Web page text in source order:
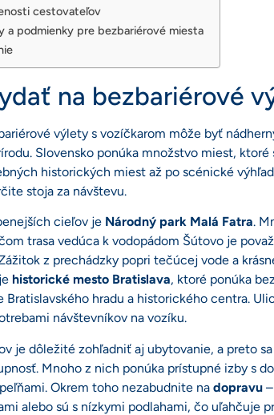
cestovateľov
a podmienky pre bezbariérové miesta
na bezbariérové
výlety s vozíčkarom môže byť
Slovensko ponúka množstvo miest,
historických miest až po scénické
stoja za návštevu.
cieľov je Národný park Malá Fatra.
trasa vedúca k vodopádom Šútovo je
z prechádzky popri tečúcej vode a
historické mesto Bratislava, ktoré ponúka
Bratislavského hradu a historického centra.
návštevníkov na vozíku.
je dôležité zohľadniť aj ubytovanie, a preto
Mnoho z nich ponúka prístupné izby s
Okrem toho nezabudnite na dopravu
alebo sú s nízkymi podlahami, čo uľahčuje